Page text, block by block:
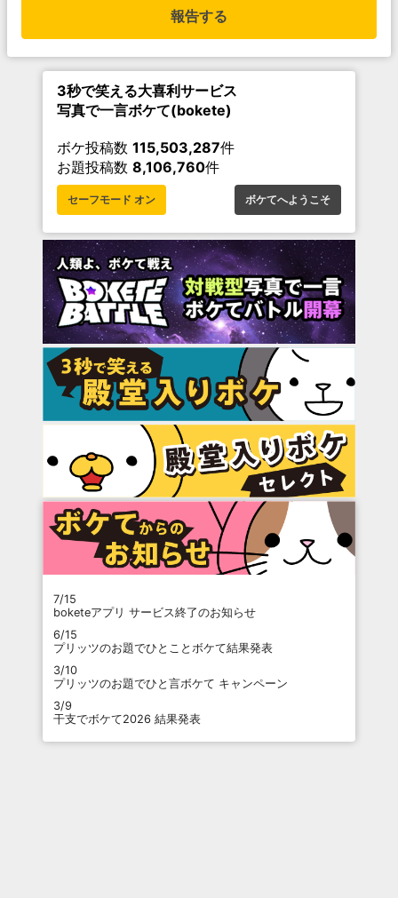
報告する
3秒で笑える大喜利サービス
写真で一言ボケて(bokete)
ボケ投稿数 115,503,287件
お題投稿数 8,106,760件
セーフモード オン ボケてへようこそ
7/15
boketeアプリ サービス終了のお知らせ
6/15
プリッツのお題でひとことボケて結果発表
3/10
プリッツのお題でひと言ボケて キャンペーン
3/9
干支でボケて2026 結果発表